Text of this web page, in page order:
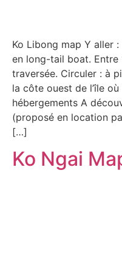
Ko Libong map Y aller
en long-tail boat. Entre
traversée. Circuler : à
la côte ouest de l’île
hébergements A
(proposé en location
[…]
Ko Ngai